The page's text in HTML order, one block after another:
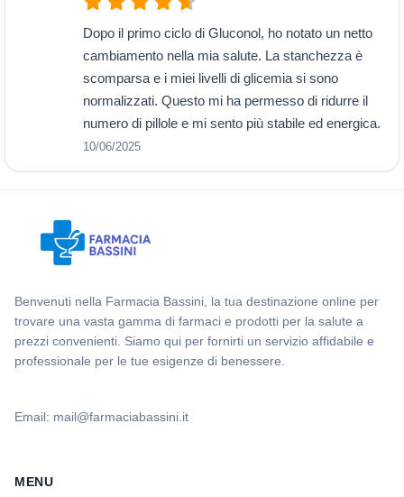
Dopo il primo ciclo di Gluconol, ho notato un netto
cambiamento nella mia salute. La stanchezza è
scomparsa e i miei livelli di glicemia si sono
normalizzati. Questo mi ha permesso di ridurre il
numero di pillole e mi sento più stabile ed energica.
10/06/2025
Benvenuti nella Farmacia Bassini, la tua destinazione online per
trovare una vasta gamma di farmaci e prodotti per la salute a
prezzi convenienti. Siamo qui per fornirti un servizio affidabile e
professionale per le tue esigenze di benessere.
Email: mail@farmaciabassini.it
MENU